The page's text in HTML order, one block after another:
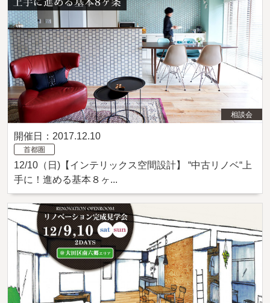
相談会
開催日：2017.12.10
首都圏
12/10（日)【インテリックス空間設計】 “中古リノベ“上
手に！進める基本８ヶ...